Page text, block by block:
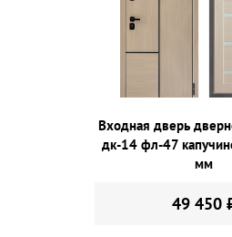
Входная дверь
дк-14 фл-47
мм
49 450